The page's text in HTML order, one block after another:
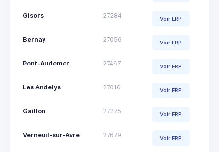
Gisors 27284 Voir ERP
Bernay 27056 Voir ERP
Pont-Audemer 27467 Voir ERP
Les Andelys 27016 Voir ERP
Gaillon 27275 Voir ERP
Verneuil-sur-Avre 27679 Voir ERP